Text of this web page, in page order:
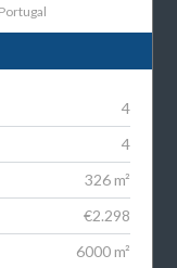
4
4
326 m²
€2.298
6000 m²